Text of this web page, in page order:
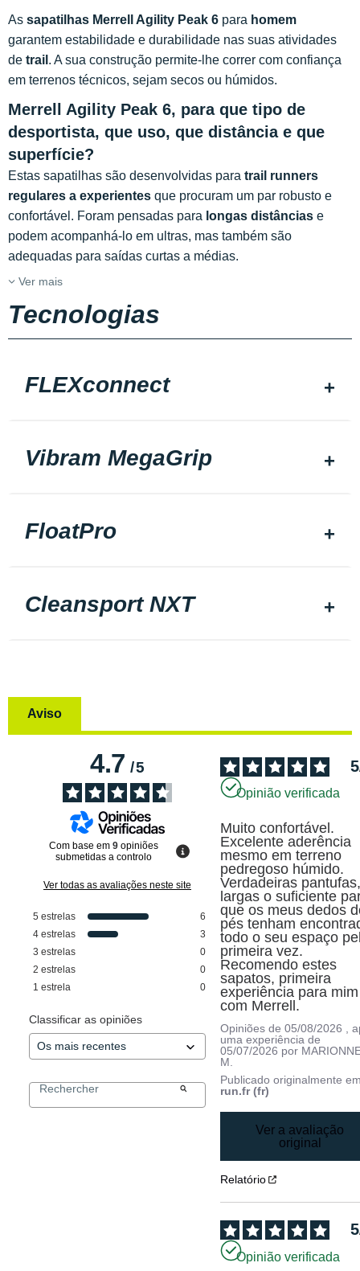
As sapatilhas Merrell Agility Peak 6 para homem
garantem estabilidade e durabilidade nas suas atividades
de trail . A sua construção permite-lhe correr com confiança
em terrenos técnicos, sejam secos ou húmidos.
Merrell Agility Peak 6, para que tipo de
desportista, que uso, que distância e que
superfície?
Estas sapatilhas são desenvolvidas para trail runners
regulares a experientes que procuram um par robusto e
confortável. Foram pensadas para longas distâncias e
podem acompanhá-lo em ultras, mas também são
adequadas para saídas curtas a médias.
Ver mais
Tecnologias
FLEXconnect
Vibram MegaGrip
FloatPro
Cleansport NXT
Aviso
4.7/5
Com base em 9 opiniões
submetidas a controlo
Ver todas as avaliações neste site
5 estrelas
6
4 estrelas
3
3 estrelas
0
2 estrelas
0
1 estrela 0
Classificar as opiniões
5
Opinião verificada
Muito confortável.
Excelente aderência
mesmo em terreno
pedregoso húmido.
Verdadeiras
largas o suficiente
que os meus dedos
pés tenham
todo o seu espaço
primeira vez.
Recomendo estes
sapatos, primeira
experiência para mim
com Merrell.
Opiniões de05/08/2026
,
uma experiência de
05/07/2026 por
M.
Publicado originalmente
run.fr (fr)
Ver a avaliação
original
Relatório
5
Opinião verificada